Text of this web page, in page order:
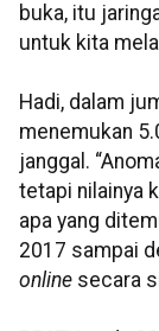
buka, itu
untuk kita
Hadi, dalam
menemukan
janggal.
tetapi nilainya
apa yang
2017 sampai
online secara